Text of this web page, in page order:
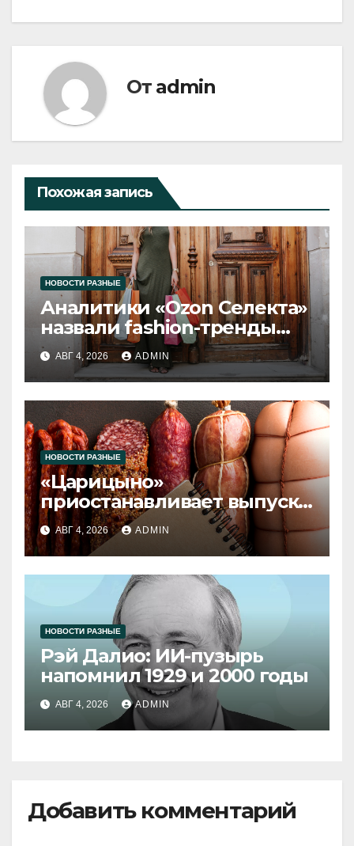
От admin
Похожая запись
НОВОСТИ РАЗНЫЕ
Аналитики «Ozon Селекта»
назвали fashion-тренды
2026 года
АВГ 4, 2026 ADMIN
НОВОСТИ РАЗНЫЕ
«Царицыно»
приостанавливает выпуск
продукции
АВГ 4, 2026 ADMIN
НОВОСТИ РАЗНЫЕ
Рэй Далио: ИИ-пузырь
напомнил 1929 и 2000 годы
АВГ 4, 2026 ADMIN
Добавить комментарий